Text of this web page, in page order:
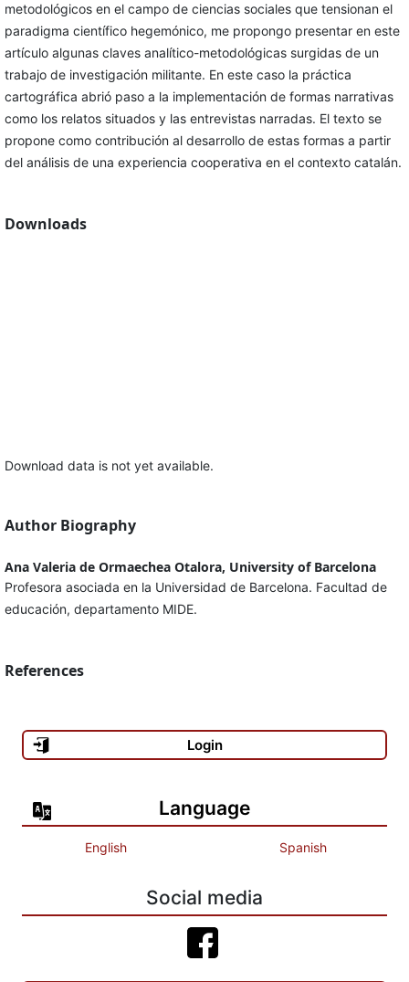
metodológicos en el campo de ciencias sociales que tensionan el
paradigma científico hegemónico, me propongo presentar en este
artículo algunas claves analítico-metodológicas surgidas de un
trabajo de investigación militante. En este caso la práctica
cartográfica abrió paso a la implementación de formas narrativas
como los relatos situados y las entrevistas narradas. El texto se
propone como contribución al desarrollo de estas formas a partir
del análisis de una experiencia cooperativa en el contexto catalán.
Downloads
Download data is not yet available.
Author Biography
Ana Valeria de Ormaechea Otalora, University of Barcelona
Profesora asociada en la Universidad de Barcelona. Facultad de
educación, departamento MIDE.
References
Login
Language
English Spanish
Social media